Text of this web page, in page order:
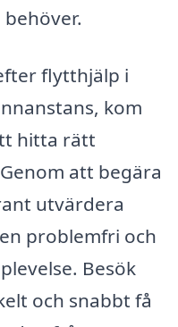
flytthjälp i
kom
hitta rätt
att begära
utvärdera
problemfri och
Besök
och snabbt få